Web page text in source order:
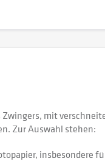
mit
Zur Auswahl stehen:
insbesondere